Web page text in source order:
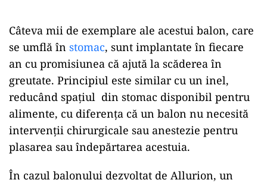
Câteva mii de exemplare ale acestui balon, care
se umflă în stomac, sunt implantate în fiecare
an cu promisiunea că ajută la scăderea în
greutate. Principiul este similar cu un inel,
reducând spațiul din stomac disponibil pentru
alimente, cu diferența că un balon nu necesită
intervenții chirurgicale sau anestezie pentru
plasarea sau îndepărtarea acestuia.
În cazul balonului dezvoltat de Allurion, un